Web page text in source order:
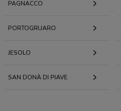
PAGNACCO
PORTOGRUARO
JESOLO
SAN DONÀ DI PIAVE